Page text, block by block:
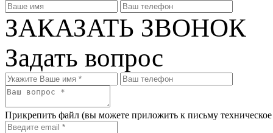
ЗАКАЗАТЬ ЗВОНОК
Задать вопрос
Прикрепить файл (вы можете приложить к письму